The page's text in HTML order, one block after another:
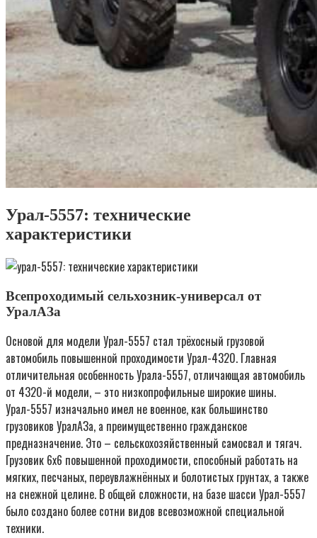
Урал-5557: технические
характеристики
Всепроходимый сельхозник-универсал от
УралАЗа
Основой для модели Урал-5557 стал трёхосный грузовой
автомобиль повышенной проходимости Урал-4320. Главная
отличительная особенность Урала-5557, отличающая автомобиль
от 4320-й модели, – это низкопрофильные широкие шины.
Урал-5557 изначально имел не военное, как большинство
грузовиков УралАЗа, а преимущественно гражданское
предназначение. Это – сельскохозяйственный самосвал и тягач.
Грузовик 6х6 повышенной проходимости, способный работать на
мягких, песчаных, переувлажнённых и болотистых грунтах, а также
на снежной целине. В общей сложности, на базе шасси Урал-5557
было создано более сотни видов всевозможной специальной
техники.